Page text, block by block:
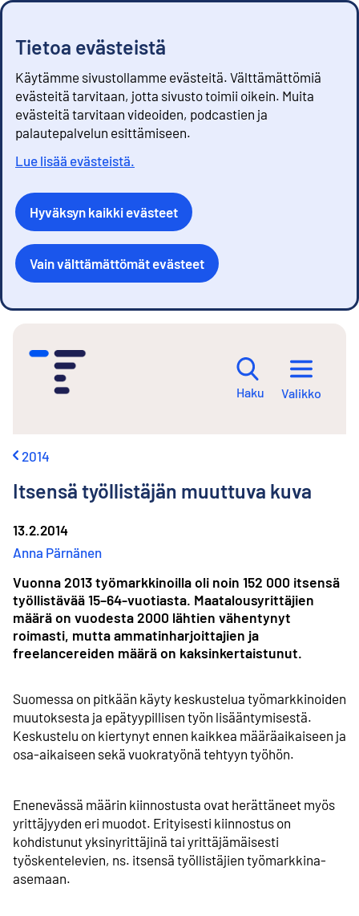
Tietoa evästeistä
Käytämme sivustollamme evästeitä. Välttämättömiä
evästeitä tarvitaan, jotta sivusto toimii oikein. Muita
evästeitä tarvitaan videoiden, podcastien ja
palautepalvelun esittämiseen.
Lue lisää evästeistä.
Hyväksyn kaikki evästeet
Vain välttämättömät evästeet
Haku Valikko
2014
Itsensä työllistäjän muuttuva kuva
13.2.2014
Anna Pärnänen
Vuonna 2013 työmarkkinoilla oli noin 152 000 itsensä
työllistävää 15–64-vuotiasta. Maatalousyrittäjien
määrä on vuodesta 2000 lähtien vähentynyt
roimasti, mutta ammatinharjoittajien ja
freelancereiden määrä on kaksinkertaistunut.
Suomessa on pitkään käyty keskustelua työmarkkinoiden
muutoksesta ja epätyypillisen työn lisääntymisestä.
Keskustelu on kiertynyt ennen kaikkea määräaikaiseen ja
osa-aikaiseen sekä vuokratyönä tehtyyn työhön.
Enenevässä määrin kiinnostusta ovat herättäneet myös
yrittäjyyden eri muodot. Erityisesti kiinnostus on
kohdistunut yksinyrittäjinä tai yrittäjämäisesti
työskentelevien, ns. itsensä työllistäjien työmarkkina-
asemaan.